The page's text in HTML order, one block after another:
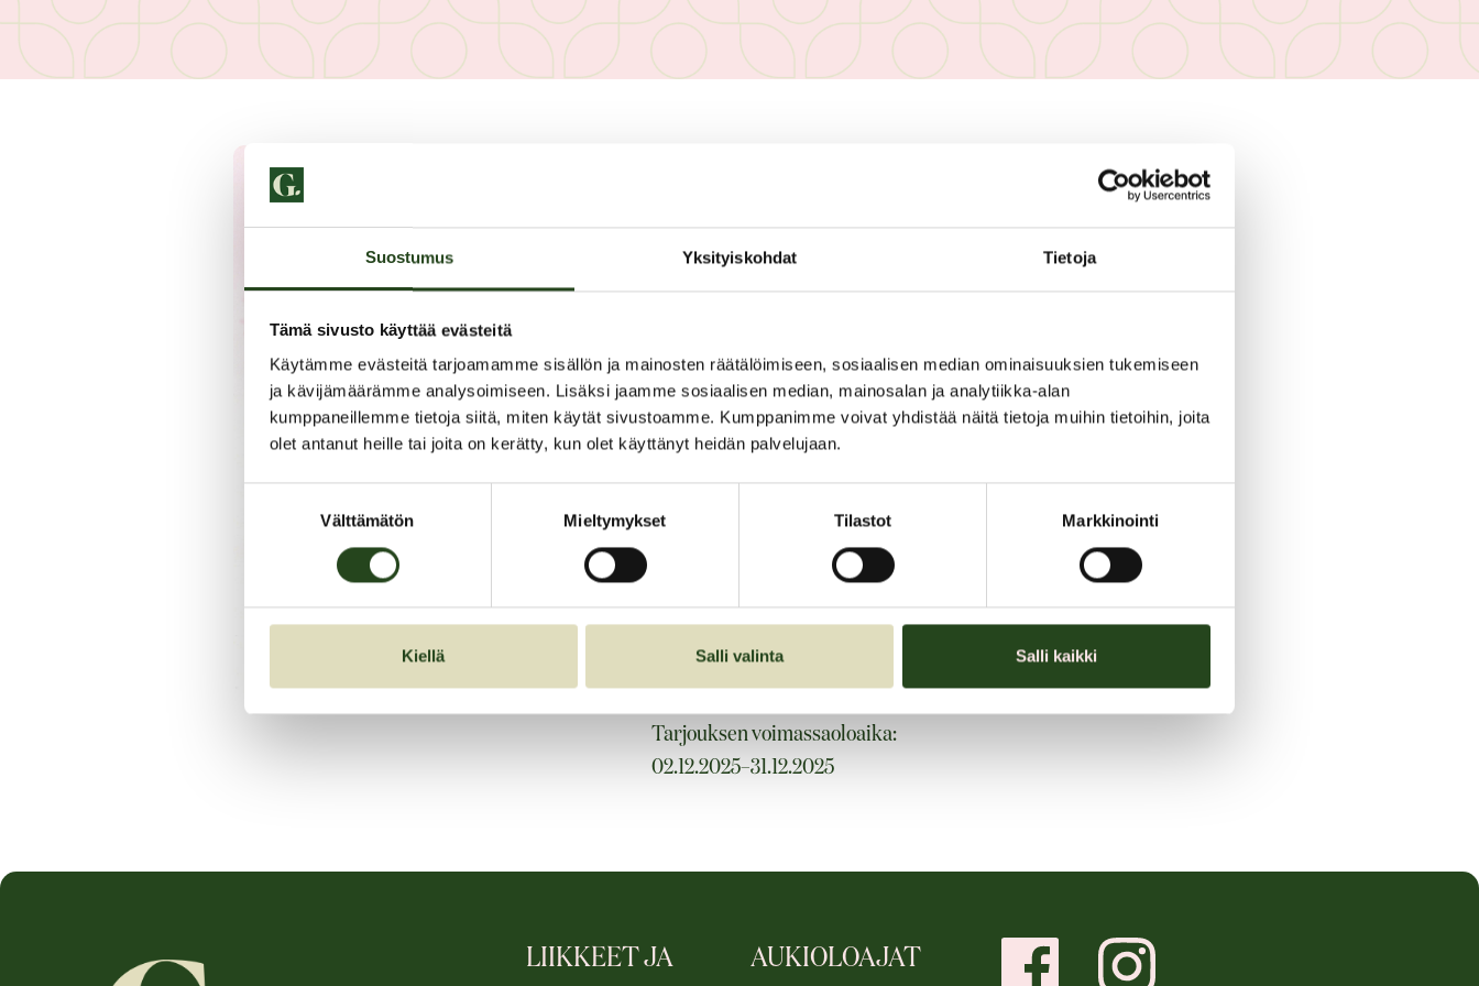
Suostumus Yksityiskohdat Tietoja
Tämä sivusto käyttää evästeitä
Käytämme evästeitä tarjoamamme sisällön ja mainosten räätälöimiseen, sosiaalisen median ominaisuuksien tukemiseen
ja kävijämäärämme analysoimiseen. Lisäksi jaamme sosiaalisen median, mainosalan ja analytiikka-alan
kumppaneillemme tietoja siitä, miten käytät sivustoamme. Kumppanimme voivat yhdistää näitä tietoja muihin tietoihin, joita
olet antanut heille tai joita on kerätty, kun olet käyttänyt heidän palvelujaan.
Välttämätön Mieltymykset Tilastot Markkinointi
Kiellä Salli valinta Salli kaikki
ACO JOULUPAKKAUKSET
ACO LAHJAKSI
ACO LAHJAKSI
Tarjouksen voimassaoloaika:
02.12.2025–31.12.2025
LIIKKEET JA AUKIOLOAJAT